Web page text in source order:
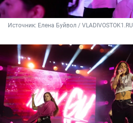
Источник: Елена Буйвол / VLADIVOSTOK1.RU